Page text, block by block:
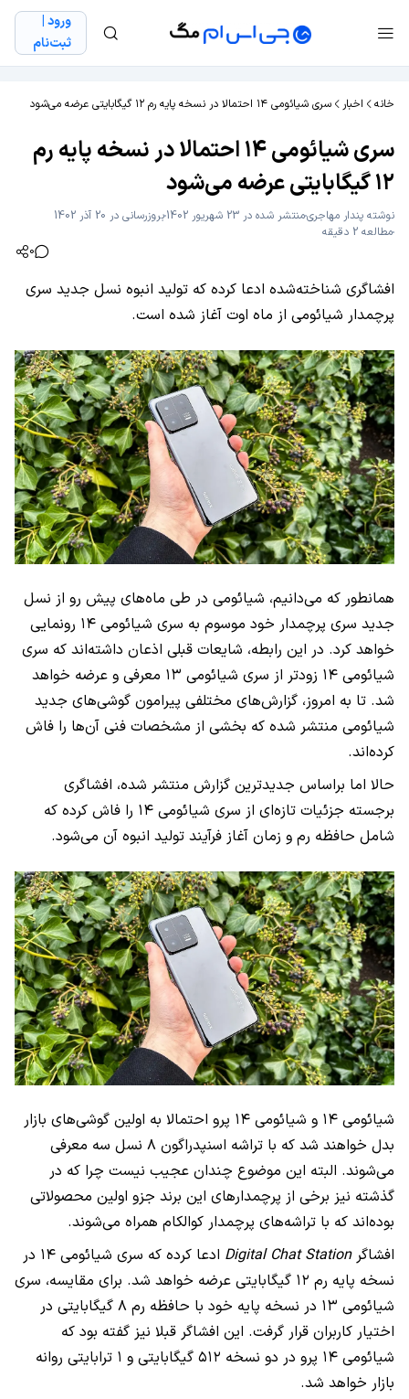
ورود |
ثبت‌نام
خانه اخبار سری شیائومی ۱۴ احتمالا در نسخه پایه رم ۱۲ گیگابایتی عرضه می‌شود
سری شیائومی ۱۴ احتمالا در نسخه پایه رم
۱۲ گیگابایتی عرضه می‌شود
نوشته پندار مهاجریمنتشر شده در 23 شهریور 1402
بروزرسانی در 20 آذر 1402
مطالعه 2 دقیقه
0
افشاگری شناخته‌شده ادعا کرده که تولید انبوه نسل جدید سری
پرچمدار شیائومی از ماه اوت آغاز شده است.
همانطور که می‌دانیم، شیائومی در طی ماه‌های پیش رو از نسل
جدید سری پرچمدار خود موسوم به سری شیائومی ۱۴ رونمایی
خواهد کرد. در این رابطه، شایعات قبلی اذعان داشته‌اند که سری
شیائومی ۱۴ زودتر از سری شیائومی ۱۳ معرفی و عرضه خواهد
شد. تا به امروز، گزارش‌های مختلفی پیرامون گوشی‌های جدید
شیائومی منتشر شده که بخشی از مشخصات فنی آن‌ها را فاش
کرده‌اند.
حالا اما براساس جدیدترین گزارش منتشر شده، افشاگری
برجسته جزئیات تازه‌ای از سری شیائومی ۱۴ را فاش کرده که
شامل حافظه رم و زمان آغاز فرآیند تولید انبوه آن می‌شود.
شیائومی ۱۴ و شیائومی ۱۴ پرو احتمالا به اولین گوشی‌های بازار
بدل خواهند شد که با تراشه اسنپدراگون ۸ نسل سه معرفی
می‌شوند. البته این موضوع چندان عجیب نیست چرا که در
گذشته نیز برخی از پرچمدارهای این برند جزو اولین محصولاتی
بوده‌اند که با تراشه‌های پرچمدار کوالکام همراه می‌شوند.
افشاگرDigital Chat Station
ادعا کرده که سری شیائومی ۱۴ در
نسخه پایه رم ۱۲ گیگابایتی عرضه خواهد شد. برای مقایسه، سری
شیائومی ۱۳ در نسخه پایه خود با حافظه رم ۸ گیگابایتی در
اختیار کاربران قرار گرفت. این افشاگر قبلا نیز گفته بود که
شیائومی ۱۴ پرو در دو نسخه ۵۱۲ گیگابایتی و ۱ ترابایتی روانه
بازار خواهد شد.